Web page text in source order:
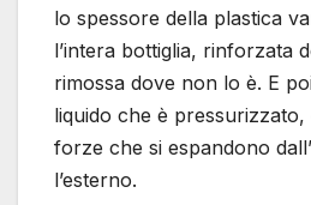
lo spessore della plastica
l’intera bottiglia, rinforzata
rimossa dove non lo è. E
liquido che è pressurizzato,
forze che si espandono
l’esterno.